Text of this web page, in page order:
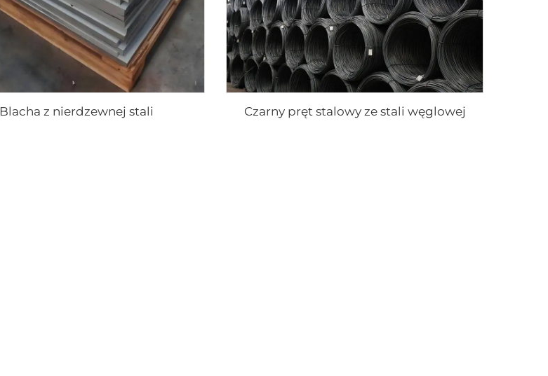
Blacha z nierdzewnej stali Czarny pręt stalowy ze stali węglowej